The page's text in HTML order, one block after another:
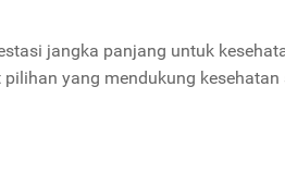
jangka panjang untuk
yang mendukung kesehatan